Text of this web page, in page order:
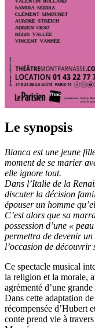
Le synopsis
Bianca est une jeune
moment de se marier
elle ignore tout.
Dans l’Italie de la
discuter la décision
épouser un homme
C’est alors que sa
possession d’une «
permettra de devenir
l’occasion de
Ce spectacle musical
la religion et la morale,
agrémenté d’une grande
Dans cette adaptation
récompensée d’Hubert
conte prend vie à